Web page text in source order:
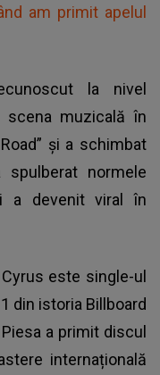
am primit apelul
la nivel
scena muzicală în
și a schimbat
spulberat normele
a devenit viral în
este single-ul
din istoria Billboard
a primit discul
internațională